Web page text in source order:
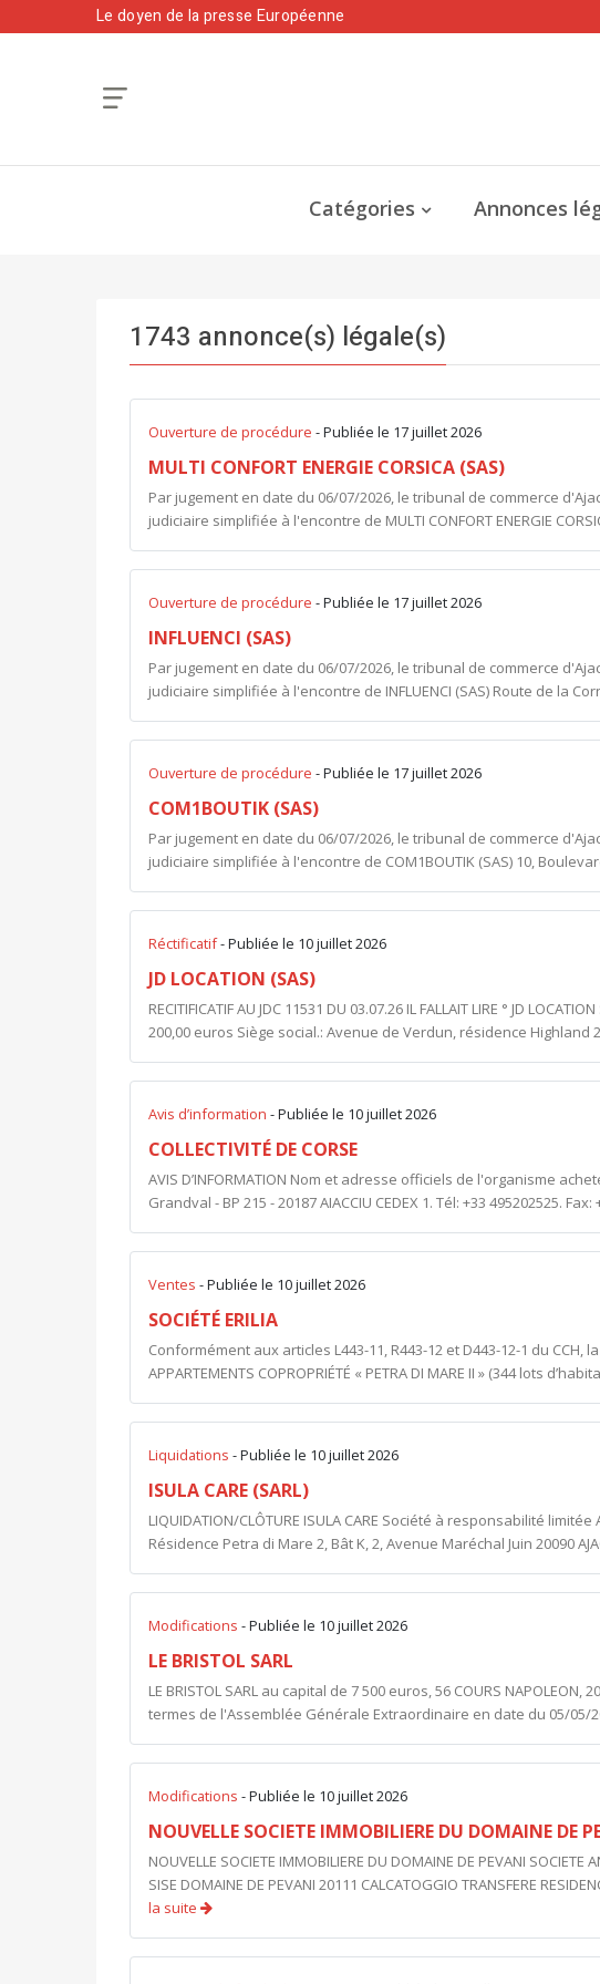
Le doyen de la presse Européenne
Catégories Annonces
1743 annonce(s) légale(s)
Ouverture de procédure - Publiée le 17 juillet 2026
MULTI CONFORT ENERGIE CORSICA (SAS)
Par jugement en date du 06/07/2026, le tribunal de commerce
judiciaire simplifiée à l'encontre de MULTI CONFORT ENERGIE
Ouverture de procédure - Publiée le 17 juillet 2026
INFLUENCI (SAS)
Par jugement en date du 06/07/2026, le tribunal de commerce
judiciaire simplifiée à l'encontre de INFLUENCI (SAS) Route de la
Ouverture de procédure - Publiée le 17 juillet 2026
COM1BOUTIK (SAS)
Par jugement en date du 06/07/2026, le tribunal de commerce
judiciaire simplifiée à l'encontre de COM1BOUTIK (SAS) 10,
Réctificatif- Publiée le 10 juillet 2026
JD LOCATION (SAS)
RECITIFICATIF AU JDC 11531 DU 03.07.26 IL FALLAIT LIRE ° JD
200,00 euros Siège social.: Avenue de Verdun, résidence Highland
Avis d’information - Publiée le 10 juillet 2026
COLLECTIVITÉ DE CORSE
AVIS D’INFORMATION Nom et adresse officiels de l'organisme
Grandval - BP 215 - 20187 AIACCIU CEDEX 1. Tél: +33 495202525.
Ventes - Publiée le 10 juillet 2026
SOCIÉTÉ ERILIA
Conformément aux articles L443-11, R443-12 et D443-12-1 du CCH,
APPARTEMENTS COPROPRIÉTÉ « PETRA DI MARE II » (344 lots
Liquidations - Publiée le 10 juillet 2026
ISULA CARE (SARL)
LIQUIDATION/CLÔTURE ISULA CARE Société à responsabilité
Résidence Petra di Mare 2, Bât K, 2, Avenue Maréchal Juin 20090
Modifications - Publiée le 10 juillet 2026
LE BRISTOL SARL
LE BRISTOL SARL au capital de 7 500 euros, 56 COURS NAPOLEON,
termes de l'Assemblée Générale Extraordinaire en date du 05/05/
Modifications - Publiée le 10 juillet 2026
NOUVELLE SOCIETE IMMOBILIERE DU DOMAINE DE
NOUVELLE SOCIETE IMMOBILIERE DU DOMAINE DE PEVANI SOCIETE
SISE DOMAINE DE PEVANI 20111 CALCATOGGIO TRANSFERE
la suite